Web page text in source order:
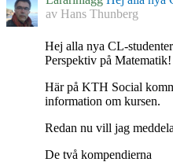
av Hans Thunberg
Hej alla nya CL-
Perspektiv på Matematik!
Här på KTH Social
information om kursen.
Redan nu vill jag
De två kompendierna